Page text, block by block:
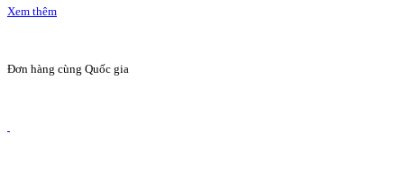
Xem thêm
Đơn hàng cùng Quốc gia